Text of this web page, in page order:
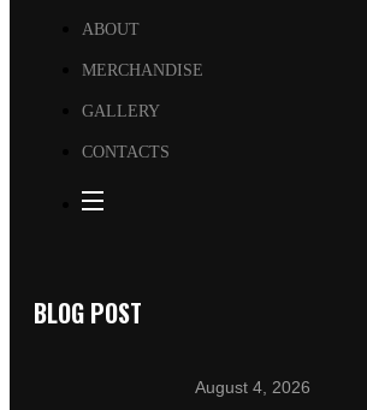
ABOUT
MERCHANDISE
GALLERY
CONTACTS
BLOG POST
August 4, 2026